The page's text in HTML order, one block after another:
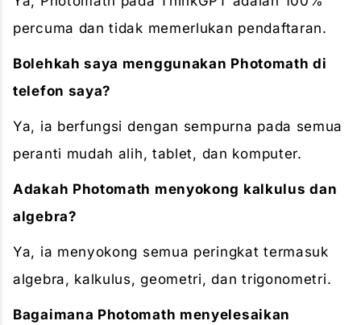
percuma dan tidak memerlukan pendaftaran.
Bolehkah saya menggunakan Photomath di
telefon saya?
Ya, ia berfungsi dengan sempurna pada semua
peranti mudah alih, tablet, dan komputer.
Adakah Photomath menyokong kalkulus dan
algebra?
Ya, ia menyokong semua peringkat termasuk
algebra, kalkulus, geometri, dan trigonometri.
Bagaimana Photomath menyelesaikan